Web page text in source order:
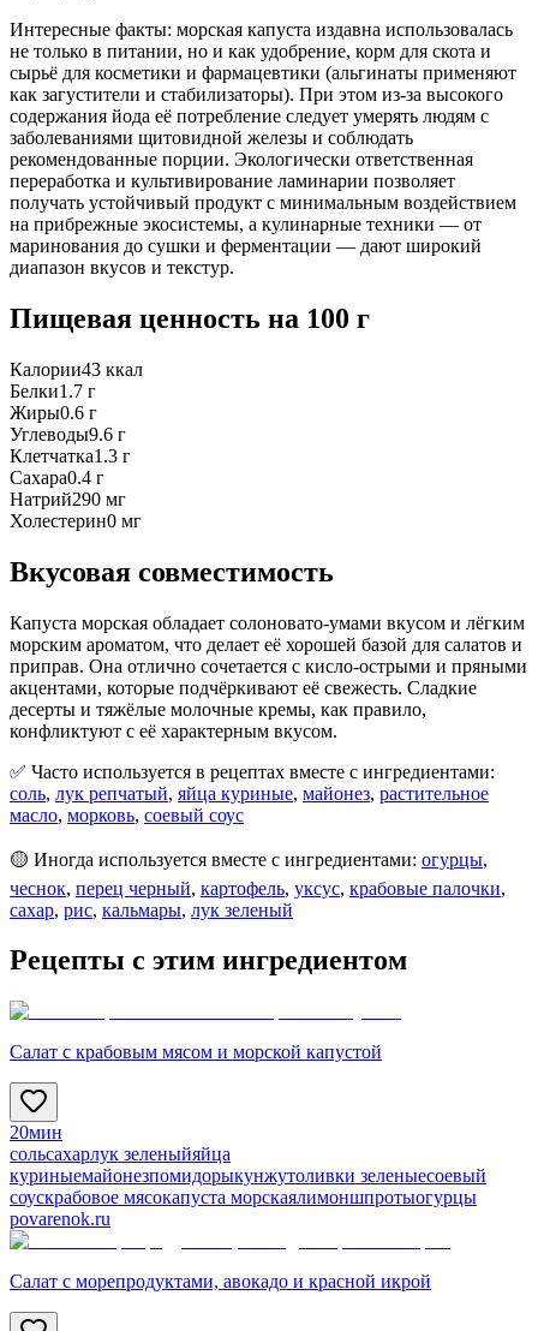
Интересные факты: морская капуста издавна использовалась
не только в питании, но и как удобрение, корм для скота и
сырьё для косметики и фармацевтики (альгинаты применяют
как загустители и стабилизаторы). При этом из‑за высокого
содержания йода её потребление следует умерять людям с
заболеваниями щитовидной железы и соблюдать
рекомендованные порции. Экологически ответственная
переработка и культивирование ламинарии позволяет
получать устойчивый продукт с минимальным воздействием
на прибрежные экосистемы, а кулинарные техники — от
маринования до сушки и ферментации — дают широкий
диапазон вкусов и текстур.
Пищевая ценность на 100 г
Калории43 ккал
Белки1.7 г
Жиры0.6 г
Углеводы9.6 г
Клетчатка1.3 г
Сахара0.4 г
Натрий290 мг
Холестерин0 мг
Вкусовая совместимость
Капуста морская обладает солоновато-умами вкусом и лёгким
морским ароматом, что делает её хорошей базой для салатов и
приправ. Она отлично сочетается с кисло-острыми и пряными
акцентами, которые подчёркивают её свежесть. Сладкие
десерты и тяжёлые молочные кремы, как правило,
конфликтуют с её характерным вкусом.
✅ Часто используется в рецептах вместе с ингредиентами:
соль, лук репчатый, яйца куриные, майонез, растительное
масло, морковь, соевый соус
🟡 Иногда используется вместе с ингредиентами: огурцы,
чеснок, перец черный, картофель, уксус, крабовые палочки,
сахар, рис, кальмары, лук зеленый
Рецепты с этим ингредиентом
Салат с крабовым мясом и морской капустой
20мин
сольсахарлук зеленыйяйца
куриныемайонезпомидорыкунжутоливки зеленыесоевый
соускрабовое мясокапуста морскаялимоншпротыогурцы
povarenok.ru
Салат с морепродуктами, авокадо и красной икрой